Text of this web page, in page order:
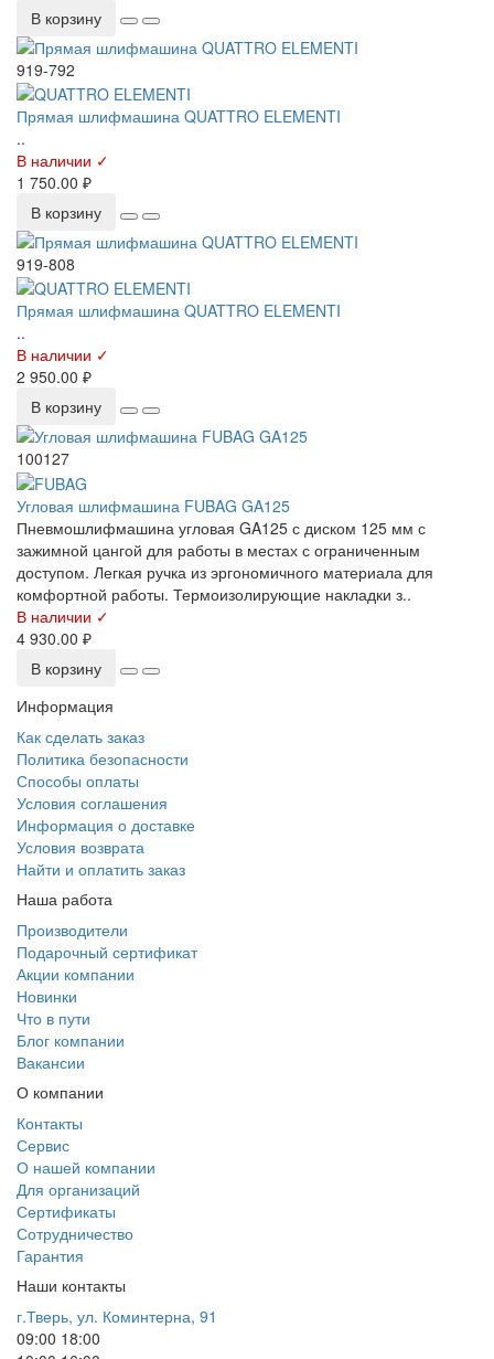
В корзину
919-792
Прямая шлифмашина QUATTRO ELEMENTI
..
В наличии ✓
1 750.00 ₽
В корзину
919-808
Прямая шлифмашина QUATTRO ELEMENTI
..
В наличии ✓
2 950.00 ₽
В корзину
100127
Угловая шлифмашина FUBAG GA125
Пневмошлифмашина угловая GA125 с диском 125 мм с
зажимной цангой для работы в местах с ограниченным
доступом. Легкая ручка из эргономичного материала для
комфортной работы. Термоизолирующие накладки з..
В наличии ✓
4 930.00 ₽
В корзину
Информация
Как сделать заказ
Политика безопасности
Способы оплаты
Условия соглашения
Информация о доставке
Условия возврата
Найти и оплатить заказ
Наша работа
Производители
Подарочный сертификат
Акции компании
Новинки
Что в пути
Блог компании
Вакансии
О компании
Контакты
Сервис
О нашей компании
Для организаций
Сертификаты
Сотрудничество
Гарантия
Наши контакты
г.Тверь, ул. Коминтерна, 91
09:00 18:00